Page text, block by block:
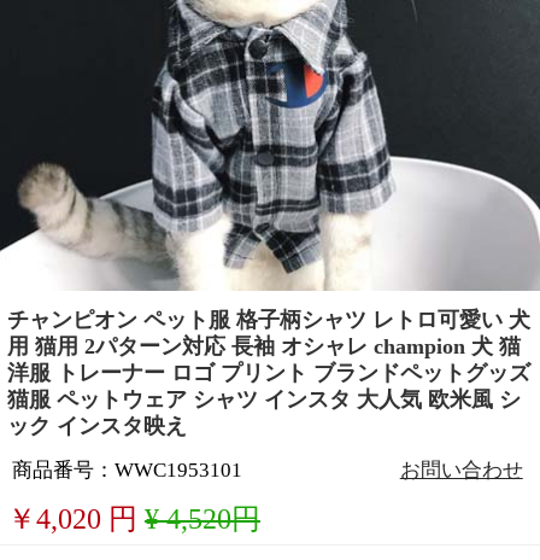
チャンピオン ペット服 格子柄シャツ レトロ可愛い 犬
用 猫用 2パターン対応 長袖 オシャレ champion 犬 猫
洋服 トレーナー ロゴ プリント ブランドペットグッズ
猫服 ペットウェア シャツ インスタ 大人気 欧米風 シ
ック インスタ映え
商品番号：WWC1953101 お問い合わせ
￥4,020 円 ¥ 4,520円